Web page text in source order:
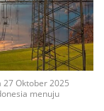
Oktober 2025
menuju